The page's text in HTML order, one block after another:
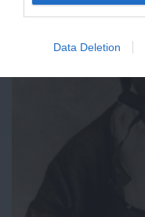
Data Deletion